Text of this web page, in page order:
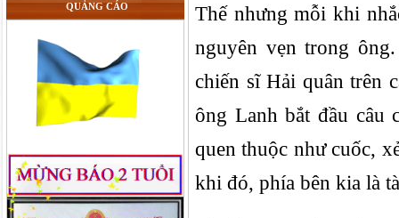
QUẢNG CÁO
Thế nhưng mỗi khi
nguyên vẹn trong
chiến sĩ Hải quân trên
ông Lanh bắt đầu câu
quen thuộc như cuốc,
khi đó, phía bên kia là